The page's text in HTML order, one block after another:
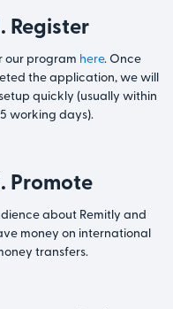
Register
our program here. Once
the application, we will
quickly (usually within
working days).
Promote
about Remitly and
money on international
transfers.